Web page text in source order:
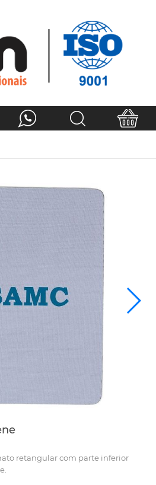
retangular com parte inferior